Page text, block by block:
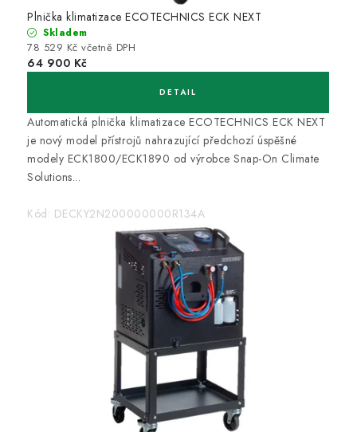
Plnička klimatizace ECOTECHNICS ECK NEXT
Skladem
78 529 Kč včetně DPH
64 900 Kč
Automatická plnička klimatizace ECOTECHNICS ECK NEXT
je nový model přístrojů nahrazující předchozí úspěšné
modely ECK1800/ECK1890 od výrobce Snap-On Climate
Solutions...
Kód: DECKY2N200000000R134A